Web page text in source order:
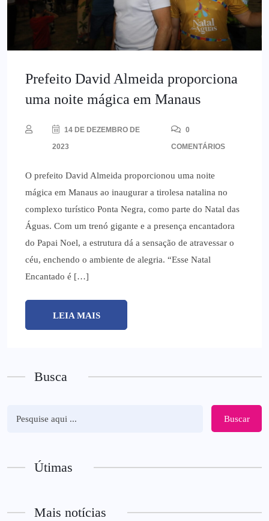
Prefeito David Almeida proporciona
uma noite mágica em Manaus
14 DE DEZEMBRO DE
2023
0
COMENTÁRIOS
O prefeito David Almeida proporcionou uma noite
mágica em Manaus ao inaugurar a tirolesa natalina no
complexo turístico Ponta Negra, como parte do Natal das
Águas. Com um trenó gigante e a presença encantadora
do Papai Noel, a estrutura dá a sensação de atravessar o
céu, enchendo o ambiente de alegria. “Esse Natal
Encantado é […]
LEIA MAIS
Busca
Buscar
Útimas
Mais notícias